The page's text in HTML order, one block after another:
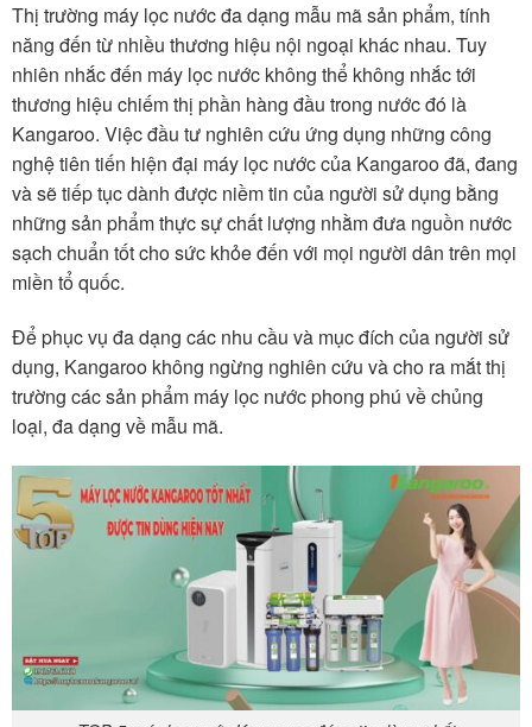
Thị trường máy lọc nước đa dạng mẫu mã sản phẩm, tính
năng đến từ nhiều thương hiệu nội ngoại khác nhau. Tuy
nhiên nhắc đến máy lọc nước không thể không nhắc tới
thương hiệu chiếm thị phần hàng đầu trong nước đó là
Kangaroo. Việc đầu tư nghiên cứu ứng dụng những công
nghệ tiên tiến hiện đại máy lọc nước của Kangaroo đã, đang
và sẽ tiếp tục dành được niềm tin của người sử dụng bằng
những sản phẩm thực sự chất lượng nhằm đưa nguồn nước
sạch chuẩn tốt cho sức khỏe đến với mọi người dân trên mọi
miền tổ quốc.
Để phục vụ đa dạng các nhu cầu và mục đích của người sử
dụng, Kangaroo không ngừng nghiên cứu và cho ra mắt thị
trường các sản phẩm máy lọc nước phong phú về chủng
loại, đa dạng về mẫu mã.